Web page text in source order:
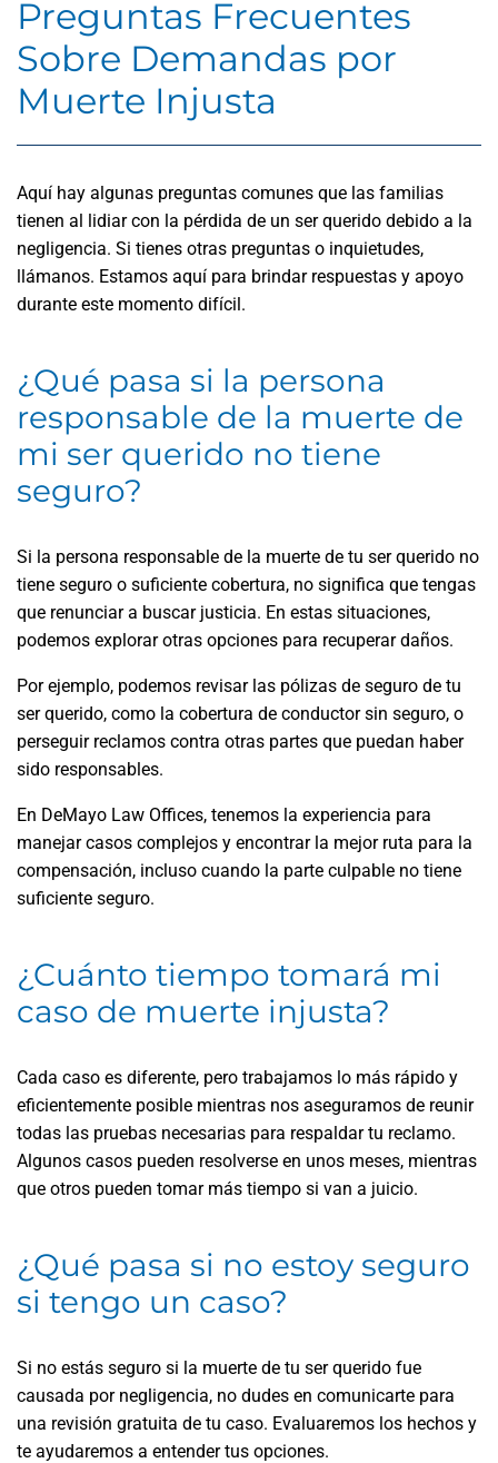
Preguntas Frecuentes
Sobre Demandas por
Muerte Injusta
Aquí hay algunas preguntas comunes que las familias
tienen al lidiar con la pérdida de un ser querido debido a la
negligencia. Si tienes otras preguntas o inquietudes,
llámanos. Estamos aquí para brindar respuestas y apoyo
durante este momento difícil.
¿Qué pasa si la persona
responsable de la muerte de
mi ser querido no tiene
seguro?
Si la persona responsable de la muerte de tu ser querido no
tiene seguro o suficiente cobertura, no significa que tengas
que renunciar a buscar justicia. En estas situaciones,
podemos explorar otras opciones para recuperar daños.
Por ejemplo, podemos revisar las pólizas de seguro de tu
ser querido, como la cobertura de conductor sin seguro, o
perseguir reclamos contra otras partes que puedan haber
sido responsables.
En DeMayo Law Offices, tenemos la experiencia para
manejar casos complejos y encontrar la mejor ruta para la
compensación, incluso cuando la parte culpable no tiene
suficiente seguro.
¿Cuánto tiempo tomará mi
caso de muerte injusta?
Cada caso es diferente, pero trabajamos lo más rápido y
eficientemente posible mientras nos aseguramos de reunir
todas las pruebas necesarias para respaldar tu reclamo.
Algunos casos pueden resolverse en unos meses, mientras
que otros pueden tomar más tiempo si van a juicio.
¿Qué pasa si no estoy seguro
si tengo un caso?
Si no estás seguro si la muerte de tu ser querido fue
causada por negligencia, no dudes en comunicarte para
una revisión gratuita de tu caso. Evaluaremos los hechos y
te ayudaremos a entender tus opciones.